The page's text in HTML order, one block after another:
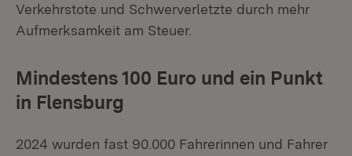
Verkehrstote und Schwerverletzte durch mehr
Aufmerksamkeit am Steuer.
Mindestens 100 Euro und ein Punkt
in Flensburg
2024 wurden fast 90.000 Fahrerinnen und Fahrer